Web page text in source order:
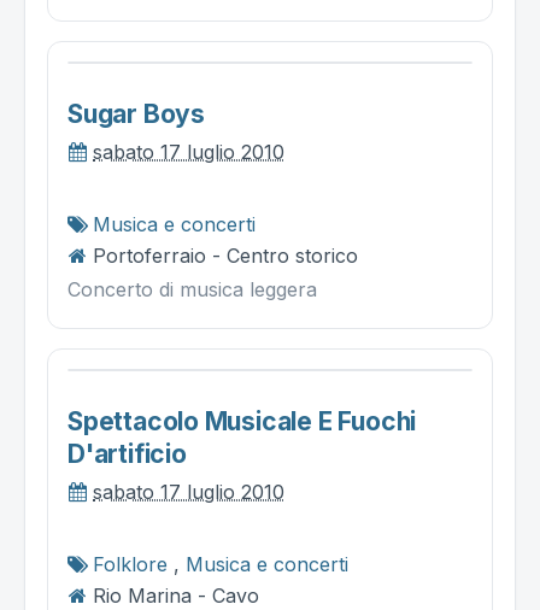
Sugar Boys
sabato 17 luglio 2010
Musica e concerti
Portoferraio - Centro storico
Concerto di musica leggera
Spettacolo Musicale E Fuochi
D'artificio
sabato 17 luglio 2010
Folklore , Musica e concerti
Rio Marina - Cavo